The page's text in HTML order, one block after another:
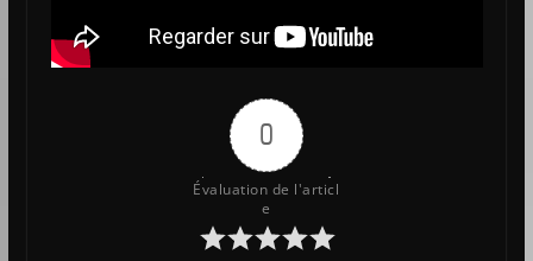
0
Évaluation de l'articl
e